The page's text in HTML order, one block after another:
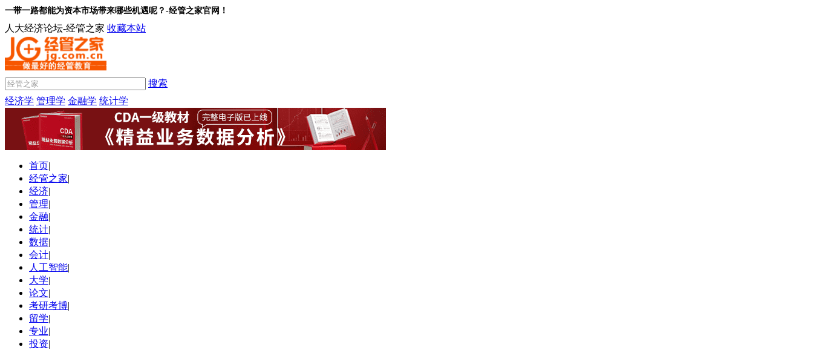
一带一路都能为资本市场带来哪些机遇呢？-经管之家官网！
人大经济论坛-经管之家 收藏本站
搜索
经济学 管理学 金融学 统计学
首页|
经管之家|
经济|
管理|
金融|
统计|
数据|
会计|
人工智能|
大学|
论文|
考研考博|
留学|
专业|
投资|